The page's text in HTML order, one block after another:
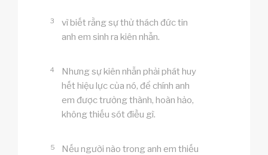
3
vì biết rằng sự thử thách đức tin
anh em sinh ra kiên nhẫn.
4
Nhưng sự kiên nhẫn phải phát huy
hết hiệu lực của nó, để chính anh
em được trưởng thành, hoàn hảo,
không thiếu sót điều gì.
5
Nếu người nào trong anh em thiếu